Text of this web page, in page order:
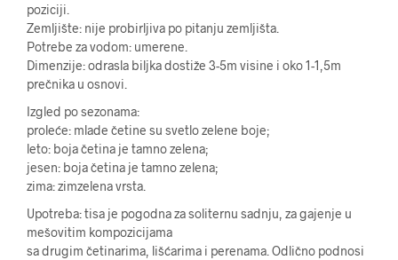
poziciji.
Zemljište: nije probirljiva po pitanju zemljišta.
Potrebe za vodom: umerene.
Dimenzije: odrasla biljka dostiže 3-5m visine i oko 1-1,5m
prečnika u osnovi.
Izgled po sezonama:
proleće: mlade četine su svetlo zelene boje;
leto: boja četina je tamno zelena;
jesen: boja četina je tamno zelena;
zima: zimzelena vrsta.
Upotreba: tisa je pogodna za soliternu sadnju, za gajenje u
mešovitim kompozicijama
sa drugim četinarima, lišćarima i perenama. Odlično podnosi